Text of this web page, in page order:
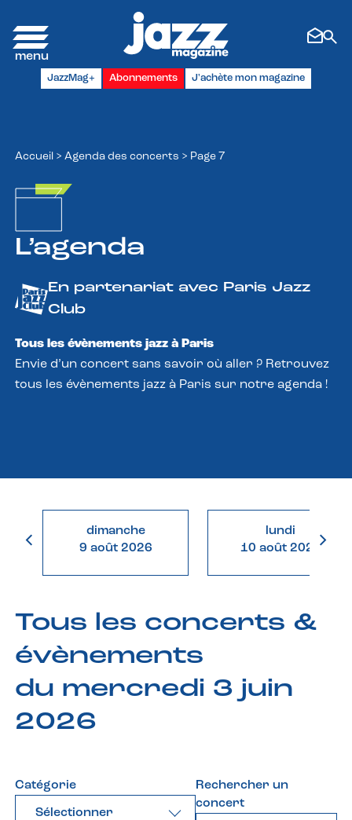
JazzMag+ Abonnements J'achète mon magazine
Accueil > Agenda des concerts > Page 7
L’agenda
En partenariat avec Paris Jazz
Club
Tous les évènements jazz à Paris
Envie d’un concert sans savoir où aller ? Retrouvez
tous les évènements jazz à Paris sur notre agenda !
dimanche
9 août 2026
lundi
10 août 2026
Tous les concerts &
évènements
du mercredi 3 juin
2026
Catégorie
Sélectionner
Rechercher un
concert